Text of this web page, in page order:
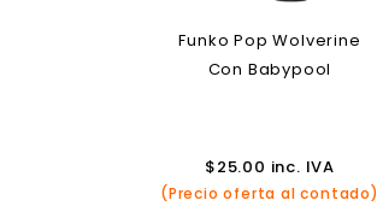
Funko Pop Wolverine
Con Babypool
$25.00 inc. IVA
(Precio oferta al contado)